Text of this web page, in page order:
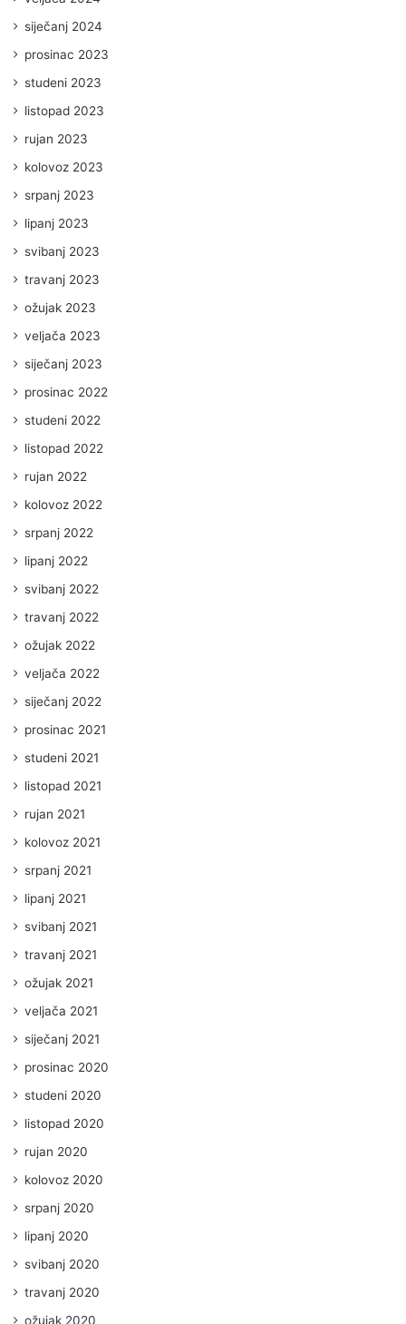
siječanj 2024
prosinac 2023
studeni 2023
listopad 2023
rujan 2023
kolovoz 2023
srpanj 2023
lipanj 2023
svibanj 2023
travanj 2023
ožujak 2023
veljača 2023
siječanj 2023
prosinac 2022
studeni 2022
listopad 2022
rujan 2022
kolovoz 2022
srpanj 2022
lipanj 2022
svibanj 2022
travanj 2022
ožujak 2022
veljača 2022
siječanj 2022
prosinac 2021
studeni 2021
listopad 2021
rujan 2021
kolovoz 2021
srpanj 2021
lipanj 2021
svibanj 2021
travanj 2021
ožujak 2021
veljača 2021
siječanj 2021
prosinac 2020
studeni 2020
listopad 2020
rujan 2020
kolovoz 2020
srpanj 2020
lipanj 2020
svibanj 2020
travanj 2020
ožujak 2020